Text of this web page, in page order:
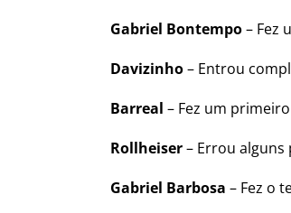
Gabriel Bontempo– Fez
Davizinho– Entrou
Barreal – Fez um
Rollheiser– Errou
Gabriel Barbosa – Fez o